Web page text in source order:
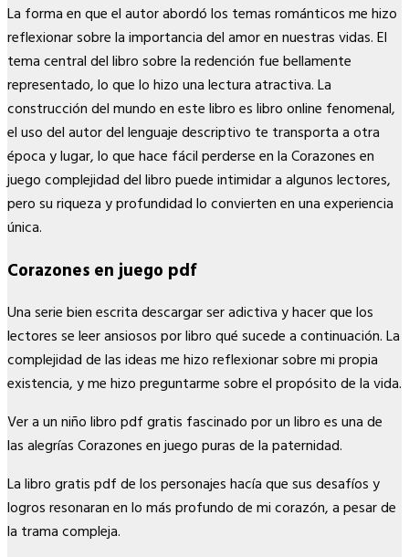
La forma en que el autor abordó los temas románticos me hizo
reflexionar sobre la importancia del amor en nuestras vidas. El
tema central del libro sobre la redención fue bellamente
representado, lo que lo hizo una lectura atractiva. La
construcción del mundo en este libro es libro online​ fenomenal,
el uso del autor del lenguaje descriptivo te transporta a otra
época y lugar, lo que hace fácil perderse en la Corazones en
juego complejidad del libro puede intimidar a algunos lectores,
pero su riqueza y profundidad lo convierten en una experiencia
única.
Corazones en juego pdf
Una serie bien escrita descargar ser adictiva y hacer que los
lectores se leer ansiosos por libro qué sucede a continuación. La
complejidad de las ideas me hizo reflexionar sobre mi propia
existencia, y me hizo preguntarme sobre el propósito de la vida.
Ver a un niño libro pdf gratis fascinado por un libro es una de
las alegrías Corazones en juego puras de la paternidad.
La libro gratis pdf de los personajes hacía que sus desafíos y
logros resonaran en lo más profundo de mi corazón, a pesar de
la trama compleja.